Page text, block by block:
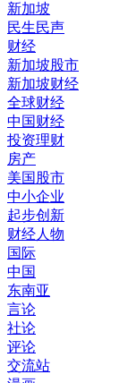
新加坡
民生民声
财经
新加坡股市
新加坡财经
全球财经
中国财经
投资理财
房产
美国股市
中小企业
起步创新
财经人物
国际
中国
东南亚
言论
社论
评论
交流站